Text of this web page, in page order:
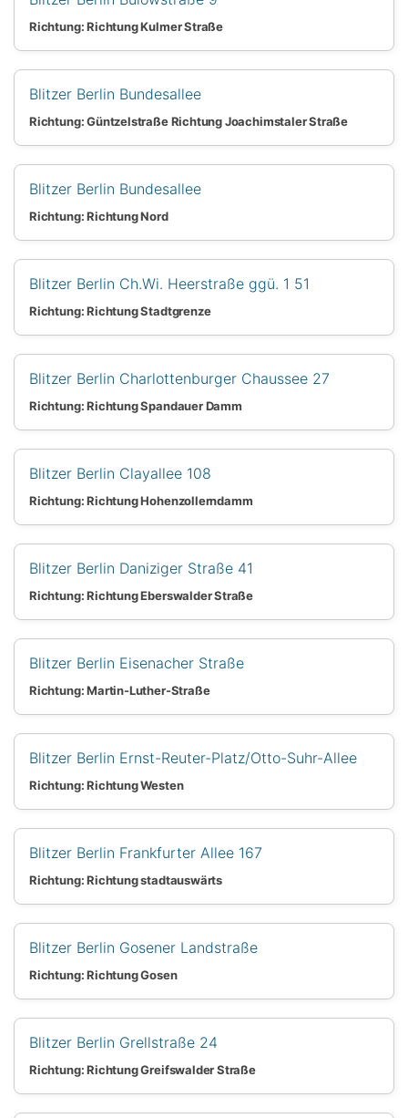
Richtung: Richtung Kulmer Straße
Blitzer Berlin Bundesallee
Richtung: Güntzelstraße Richtung Joachimstaler Straße
Blitzer Berlin Bundesallee
Richtung: Richtung Nord
Blitzer Berlin Ch.Wi. Heerstraße ggü. 1 51
Richtung: Richtung Stadtgrenze
Blitzer Berlin Charlottenburger Chaussee 27
Richtung: Richtung Spandauer Damm
Blitzer Berlin Clayallee 108
Richtung: Richtung Hohenzollerndamm
Blitzer Berlin Daniziger Straße 41
Richtung: Richtung Eberswalder Straße
Blitzer Berlin Eisenacher Straße
Richtung: Martin-Luther-Straße
Blitzer Berlin Ernst-Reuter-Platz/Otto-Suhr-Allee
Richtung: Richtung Westen
Blitzer Berlin Frankfurter Allee 167
Richtung: Richtung stadtauswärts
Blitzer Berlin Gosener Landstraße
Richtung: Richtung Gosen
Blitzer Berlin Grellstraße 24
Richtung: Richtung Greifswalder Straße